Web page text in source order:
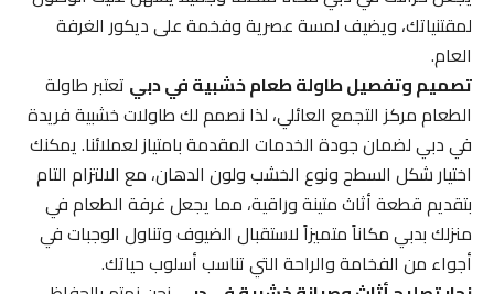
لمقتنياتك، ويضيف لمسة عصرية وفخمة على ديكور الغرفة
العام.
تصميم وتفصيل طاولة طعام خشبية في دبيتعتبر طاولة
الطعام مركز التجمع العائلي، لذا نصمم لك طاولات خشبية فريدة
في دبي لضمان جودة الخدمات المقدمة بامتياز لعملائنا. يمكنك
اختيار شكل السطح ونوع الخشب ولون الدهان، مع الالتزام التام
بتقديم قطعة أثاث متينة وراقية، مما يجعل غرفة الطعام في
منزلك بدبي مكاناً متميزاً لاستقبال الضيوف وتناول الوجبات في
أجواء من الفخامة والراحة التي تناسب أسلوب حياتك.